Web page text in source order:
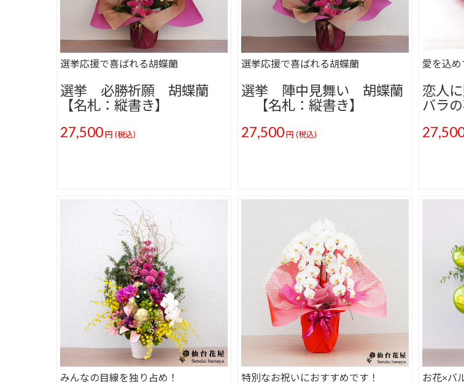
選挙応援で喜ばれる胡蝶蘭
選挙 必勝祈願 胡蝶蘭
【名札：縦書き】
27,500円 (税込)
選挙応援で喜ばれる胡蝶蘭
選挙 陣中見舞い 胡蝶蘭
【名札：縦書き】
27,500円 (税込)
愛を込
恋人
バラ
みんなの目線を独り占め！ 特別なお祝いにおすすめです！
お花×バ